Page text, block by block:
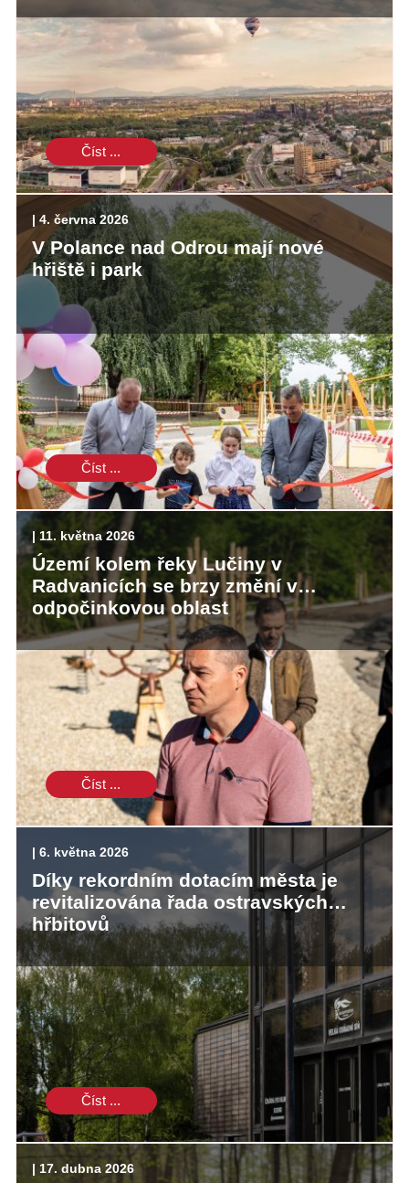
Číst ...
| 4. června 2026
V Polance nad Odrou mají nové
hřiště i park
Číst ...
| 11. května 2026
Území kolem řeky Lučiny v
Radvanicích se brzy změní v
odpočinkovou oblast
Číst ...
| 6. května 2026
Díky rekordním dotacím města je
revitalizována řada ostravských
hřbitovů
Číst ...
| 17. dubna 2026